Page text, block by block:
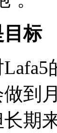
目标
到
期